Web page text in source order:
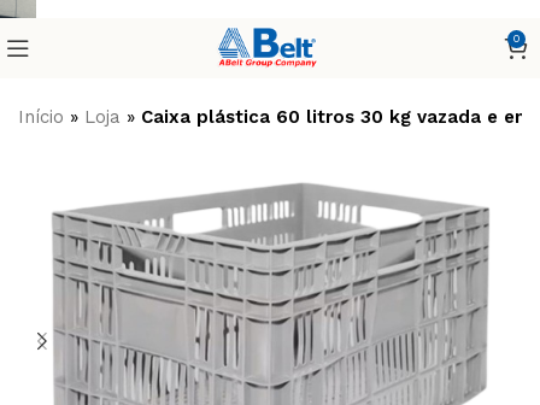
0
Início » Loja » Caixa plástica 60 litros 30 kg vazada e